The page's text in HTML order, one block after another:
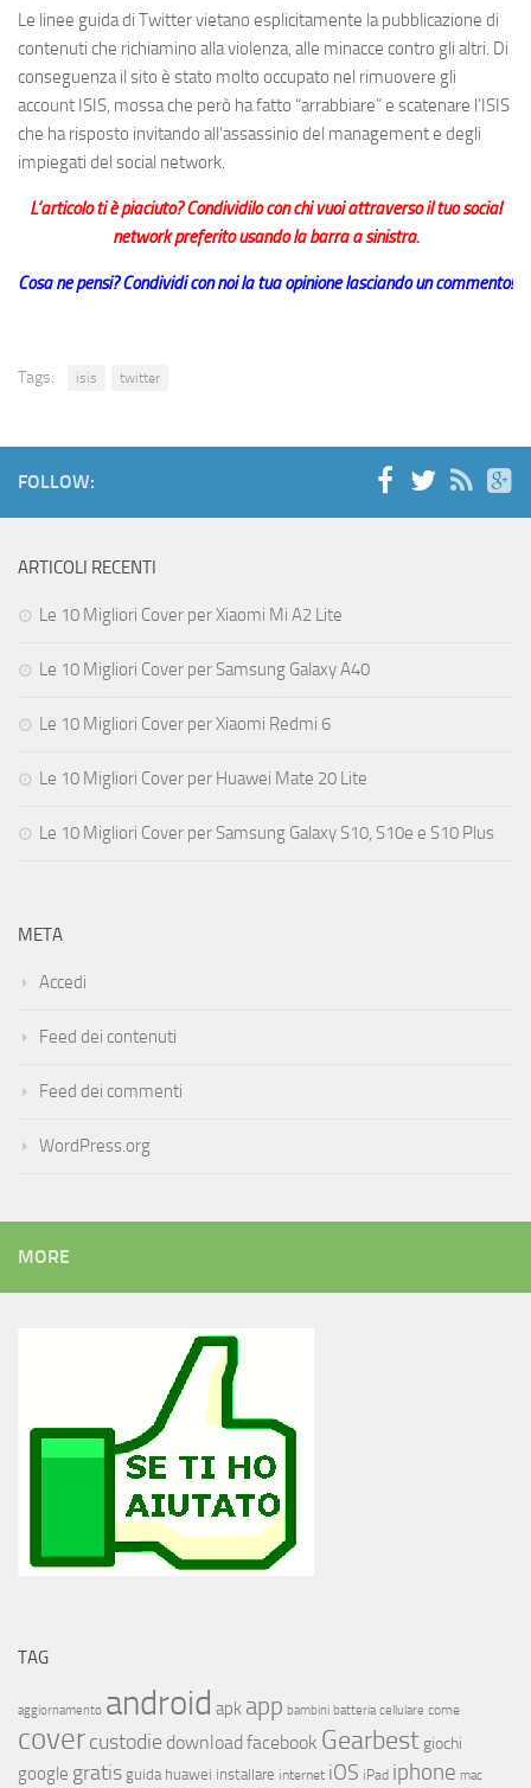
Le linee guida di Twitter vietano esplicitamente la pubblicazione di
contenuti che richiamino alla violenza, alle minacce contro gli altri. Di
conseguenza il sito è stato molto occupato nel rimuovere gli
account ISIS, mossa che però ha fatto “arrabbiare” e scatenare l’ISIS
che ha risposto invitando all’assassinio del management e degli
impiegati del social network.
L’articolo ti è piaciuto? Condividilo con chi vuoi attraverso il tuo social
network preferito usando la barra a sinistra.
Cosa ne pensi? Condividi con noi la tua opinione lasciando un commento!
Tags: isis twitter
FOLLOW:
ARTICOLI RECENTI
Le 10 Migliori Cover per Xiaomi Mi A2 Lite
Le 10 Migliori Cover per Samsung Galaxy A40
Le 10 Migliori Cover per Xiaomi Redmi 6
Le 10 Migliori Cover per Huawei Mate 20 Lite
Le 10 Migliori Cover per Samsung Galaxy S10, S10e e S10 Plus
META
Accedi
Feed dei contenuti
Feed dei commenti
WordPress.org
MORE
TAG
aggiornamento android apk app bambini batteria cellulare come
covercustodie download facebook Gearbest giochi
google gratis guida huawei installare internet iOS iPad iphone mac